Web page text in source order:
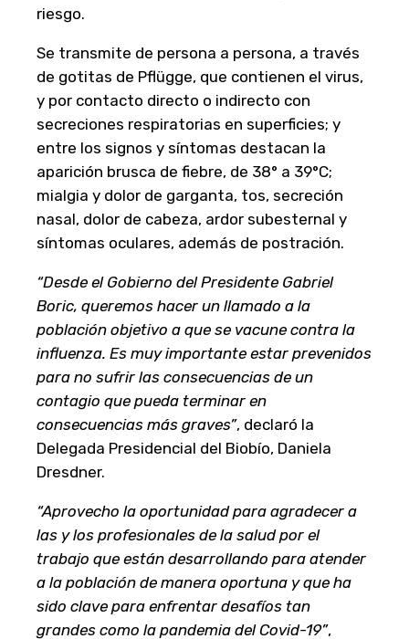
riesgo.
Se transmite de persona a persona, a través
de gotitas de Pflügge, que contienen el virus,
y por contacto directo o indirecto con
secreciones respiratorias en superficies; y
entre los signos y síntomas destacan la
aparición brusca de fiebre, de 38° a 39°C;
mialgia y dolor de garganta, tos, secreción
nasal, dolor de cabeza, ardor subesternal y
síntomas oculares, además de postración.
“Desde el Gobierno del Presidente Gabriel
Boric, queremos hacer un llamado a la
población objetivo a que se vacune contra la
influenza. Es muy importante estar prevenidos
para no sufrir las consecuencias de un
contagio que pueda terminar en
consecuencias más graves”, declaró la
Delegada Presidencial del Biobío, Daniela
Dresdner.
“Aprovecho la oportunidad para agradecer a
las y los profesionales de la salud por el
trabajo que están desarrollando para atender
a la población de manera oportuna y que ha
sido clave para enfrentar desafíos tan
grandes como la pandemia del Covid-19”,